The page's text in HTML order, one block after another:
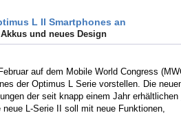
L II Smartphones an
und neues Design
auf dem Mobile World Congress
der Optimus L Serie vorstellen. Die
der seit knapp einem Jahr erhältlichen
L-Serie II soll mit neue Funktionen,